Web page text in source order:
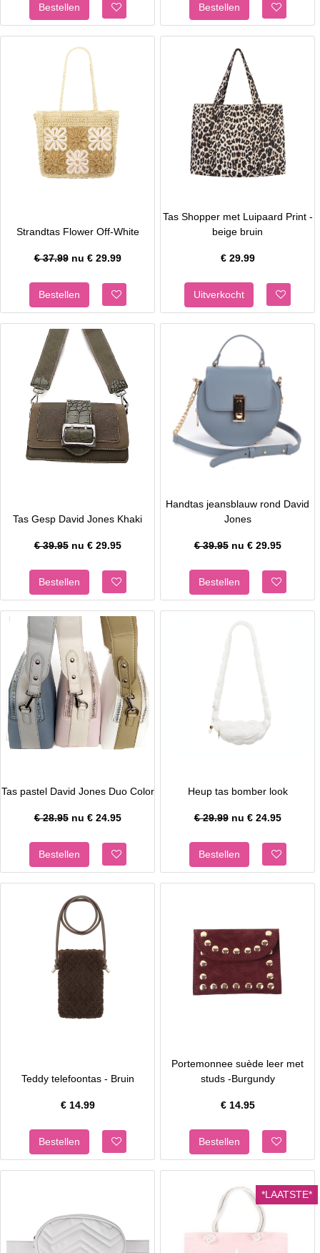
Strandtas Flower Off-White
€ 37.99nu € 29.99
Tas Shopper met Luipaard Print -
beige bruin
€ 29.99
Tas Gesp David Jones Khaki
€ 39.95nu € 29.95
Handtas jeansblauw rond David
Jones
€ 39.95nu € 29.95
Tas pastel David Jones Duo Color
€ 28.95nu € 24.95
Heup tas bomber look
€ 29.99nu € 24.95
Teddy telefoontas - Bruin
€ 14.99
Portemonnee suède leer met
studs -Burgundy
€ 14.95
*LAATSTE*